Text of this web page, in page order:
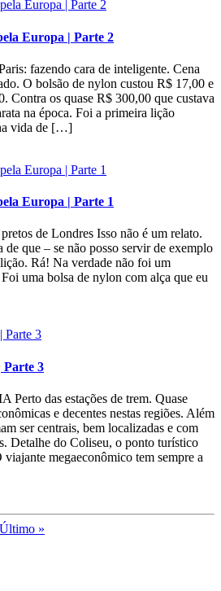
Europa | Parte 2
fazendo cara de inteligente. Cena
O bolsão de nylon custou R$ 17,00 e
Contra os quase R$ 300,00 que custava
na época. Foi a primeira lição
vida de […]
Europa | Parte 1
de Londres Isso não é um relato.
que – se não posso servir de exemplo
Rá! Na verdade não foi um
uma bolsa de nylon com alça que eu
Parte 3
das estações de trem. Quase
e decentes nestas regiões. Além
ser centrais, bem localizadas e com
Detalhe do Coliseu, o ponto turístico
megaeconômico tem sempre a
Último »